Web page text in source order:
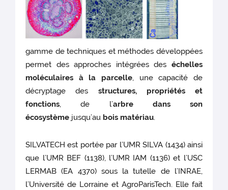
gamme de techniques et méthodes développées
permet des approches intégrées des échelles
moléculaires à la parcelle, une capacité de
décryptage des structures, propriétés et
fonctions, de l’arbre dans son
écosystème jusqu’au bois matériau.
SILVATECH est portée par l’UMR SILVA (1434) ainsi
que l’UMR BEF (1138), l’UMR IAM (1136) et l’USC
LERMAB (EA 4370) sous la tutelle de l’INRAE,
l’Université de Lorraine et AgroParisTech. Elle fait